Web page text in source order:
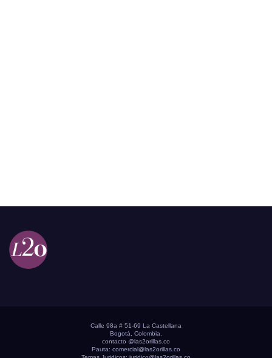
Calle 98a # 51-69 La Castellana
Bogotá, Colombia.
contacto @las2orillas.co
Pauta: comercial@las2orillas.co